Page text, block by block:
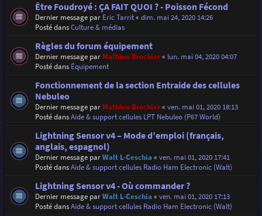
Être Foudroyé : ÇA FAIT QUOI ? - Poisson Fécond
Dernier message par Eric Tarrit« dim. mai 24, 2020 14:26
Posté dansCulture & médias
Règles du forum équipement
Dernier message par Mathieu Brochier« lun. mai 04, 2020 04:07
Posté dans Équipement
Fonctionnement de la section Entraide des cellules
Nebuleo
Dernier message par Mathieu Brochier« ven. mai 01, 2020 18:13
Posté dansAide & support cellules LPT Nebuleo (P67 World)
Lightning Sensor v4 – Mode d’emploi (français,
anglais, espagnol)
Dernier message parWalt L-Ceschia « ven. mai 01, 2020 17:41
Posté dansAide & support cellules Radio Ham Electronic (Walt)
Lightning Sensor v4 - Où commander ?
Dernier message parWalt L-Ceschia « ven. mai 01, 2020 17:13
Posté dansAide & support cellules Radio Ham Electronic (Walt)